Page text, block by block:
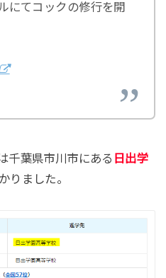
にてコックの修行を開
千葉県市川市にある 日出学
りました。